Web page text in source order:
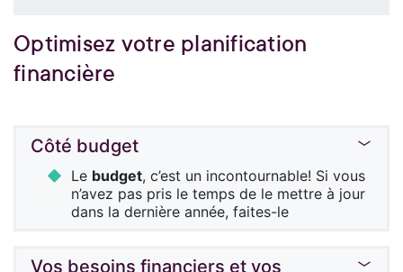
Optimisez votre planification
financière
Côté budget
Le budget, c’est un incontournable! Si vous
n’avez pas pris le temps de le mettre à jour
dans la dernière année, faites-le
importants.
Vos besoins financiers et vos